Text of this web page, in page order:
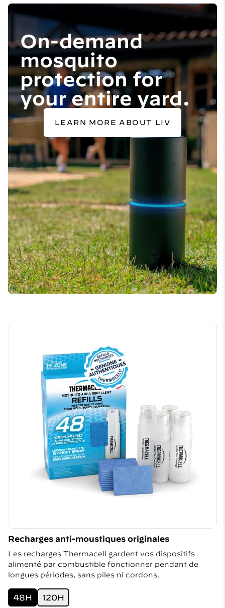
On-demand
mosquito
protection for
your entire yard.
LEARN MORE ABOUT LIV
Recharges anti-moustiques originales
Les recharges Thermacell gardent vos dispositifs
alimenté par combustible fonctionner pendant de
longues périodes, sans piles ni cordons.
48H 120H